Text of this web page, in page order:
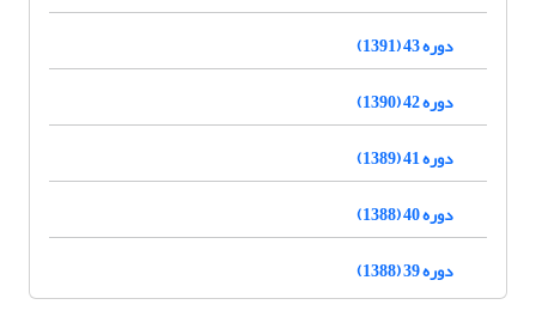
دوره 43 (1391)
دوره 42 (1390)
دوره 41 (1389)
دوره 40 (1388)
دوره 39 (1388)